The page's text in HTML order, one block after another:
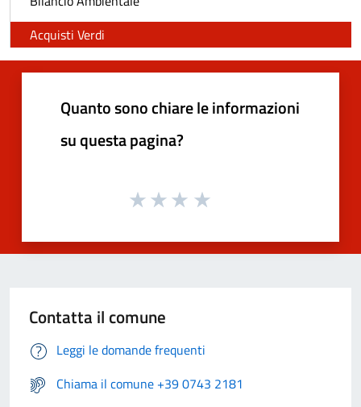
Acquisti Verdi
Quanto sono chiare le informazioni
su questa pagina?
Contatta il comune
Leggi le domande frequenti
Chiama il comune +39 0743 2181